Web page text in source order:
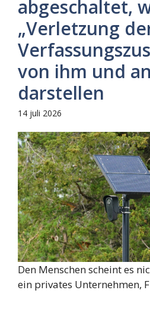
abgeschaltet,
„Verletzung
von ihm und
darstellen
14 juli 2026
Den Menschen scheint es
ein privates Unternehmen,